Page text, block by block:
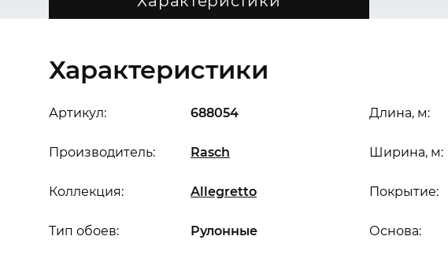
Характеристики
Артикул: 688054
Производитель: Rasch
Коллекция: Allegretto
Длина, м:
Ширина, м:
Основа:
Покрытие:
Тип обоев: Рулонные